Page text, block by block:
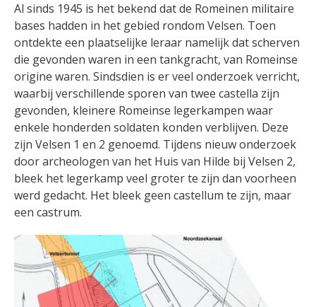
Al sinds 1945 is het bekend dat de Romeinen militaire
bases hadden in het gebied rondom Velsen. Toen
ontdekte een plaatselijke leraar namelijk dat scherven
die gevonden waren in een tankgracht, van Romeinse
origine waren. Sindsdien is er veel onderzoek verricht,
waarbij verschillende sporen van twee castella zijn
gevonden, kleinere Romeinse legerkampen waar
enkele honderden soldaten konden verblijven. Deze
zijn Velsen 1 en 2 genoemd. Tijdens nieuw onderzoek
door archeologen van het Huis van Hilde bij Velsen 2,
bleek het legerkamp veel groter te zijn dan voorheen
werd gedacht. Het bleek geen castellum te zijn, maar
een castrum.